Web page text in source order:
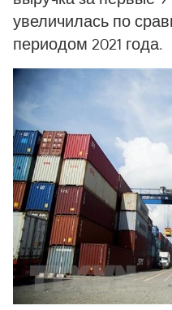
увеличилась по
периодом 2021 года.